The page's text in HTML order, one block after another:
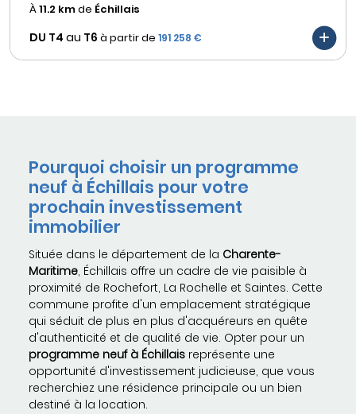
À11.2 kmde Échillais
DU T4 au T6 à partir de 191 258 €
Pourquoi choisir un programme
neuf à Échillais pour votre
prochain investissement
immobilier
Située dans le département de la Charente-
Maritime, Échillais offre un cadre de vie paisible à
proximité de Rochefort, La Rochelle et Saintes. Cette
commune profite d'un emplacement stratégique
qui séduit de plus en plus d'acquéreurs en quête
d'authenticité et de qualité de vie. Opter pour un
programme neuf à Échillais représente une
opportunité d'investissement judicieuse, que vous
recherchiez une résidence principale ou un bien
destiné à la location.